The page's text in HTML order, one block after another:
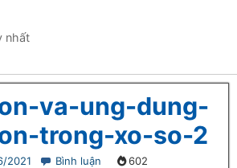
nhất
va-ung-dung-
trong-xo-so-2
2021 Bình luận 602